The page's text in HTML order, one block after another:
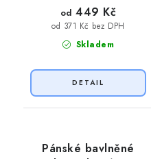
Skladem
od 371 Kč bez DPH
od 449 Kč
Pánské bavlněné